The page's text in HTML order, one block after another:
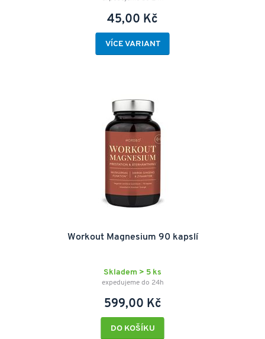
45,00 Kč
VÍCE VARIANT
Workout Magnesium 90 kapslí
Skladem > 5 ks
expedujeme do 24h
599,00 Kč
DO KOŠÍKU